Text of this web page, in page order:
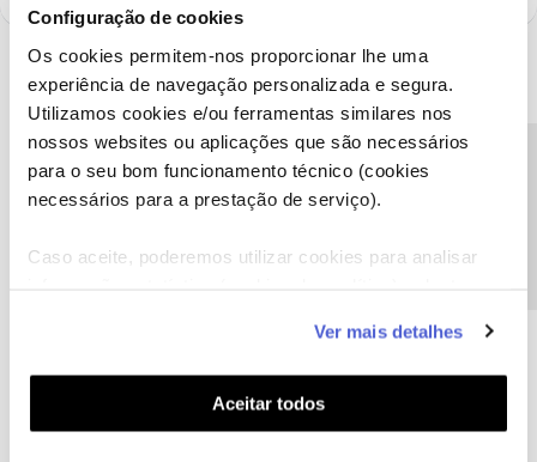
Configuração de cookies
Os cookies permitem-nos proporcionar lhe uma
experiência de navegação personalizada e segura.
Utilizamos cookies e/ou ferramentas similares nos
nossos websites ou aplicações que são necessários
para o seu bom funcionamento técnico (cookies
necessários para a prestação de serviço).
Caso aceite, poderemos utilizar cookies para analisar
funcionalidades (cookies de personalização e
funcionalidade) e adaptar anúncios aos seus interesses
(cookies de publicidade personalizada). Pode gerir a
utilização dos cookies clicando em "Configurar
Ver mais detalhes
Aceitar todos
A poupança que COMBINA